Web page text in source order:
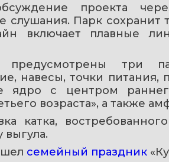
проекта
слушания. Парк сохранит
включает плавные
три
навесы, точки питания,
ядро с центром
возраста», а также
катка,
выгула.
семейный праздник